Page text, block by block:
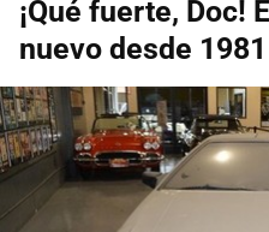
¡Qué fuerte, Doc!
nuevo desde